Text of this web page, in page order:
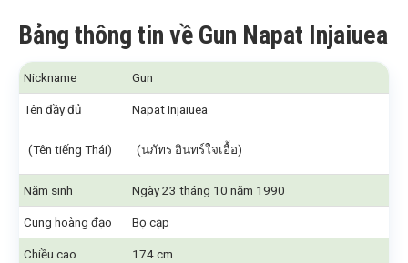
Bảng thông tin về Gun Napat Injaiuea
Nickname Gun
Tên đầy đủ
(Tên tiếng Thái)
Napat Injaiuea
(นภัทร อินทร์ใจเอื้อ)
Năm sinh Ngày 23 tháng 10 năm 1990
Cung hoàng đạo Bọ cạp
Chiều cao 174 cm